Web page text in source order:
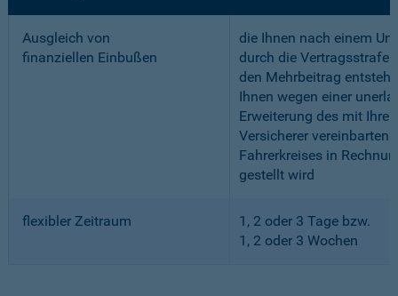
Ausgleich von
finanziellen Einbußen
die Ihnen nach einem
durch die Vertragsstrafe
den Mehrbeitrag
Ihnen wegen einer
Erweiterung des mit
Versicherer vereinbarten
Fahrerkreises in
gestellt wird
flexibler Zeitraum
1, 2 oder 3 Tage bzw.
1, 2 oder 3 Wochen